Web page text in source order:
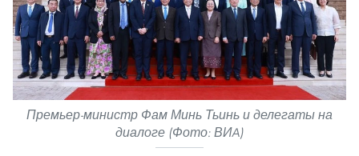
Премьер-министр Фам Минь Тьинь и делегаты на
диалоге (Фото: ВИA)